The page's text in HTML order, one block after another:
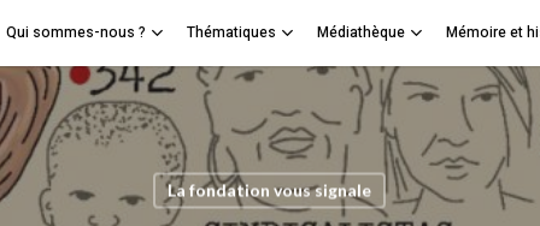
Qui sommes-nous ? Thématiques Médiathèque Mémoire et
Panier
La fondation vous signale